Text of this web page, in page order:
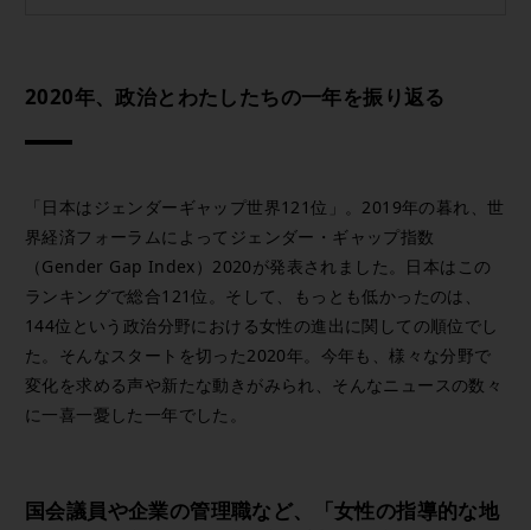
2020年、政治とわたしたちの一年を振り返る
「日本はジェンダーギャップ世界121位」。2019年の暮れ、世
界経済フォーラムによってジェンダー・ギャップ指数
（Gender Gap Index）2020が発表されました。日本はこの
ランキングで総合121位。そして、もっとも低かったのは、
144位という政治分野における女性の進出に関しての順位でし
た。そんなスタートを切った2020年。今年も、様々な分野で
変化を求める声や新たな動きがみられ、そんなニュースの数々
に一喜一憂した一年でした。
国会議員や企業の管理職など、「女性の指導的な地